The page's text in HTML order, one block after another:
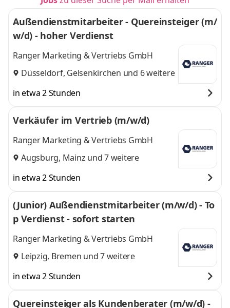
Außendienstmitarbeiter - Quereinsteiger (m/
w/d) - hoher Verdienst
Ranger Marketing & Vertriebs GmbH
Düsseldorf, Gelsenkirchen und 6 weitere
in etwa 2 Stunden
Verkäufer im Vertrieb (m/w/d)
Ranger Marketing & Vertriebs GmbH
Augsburg, Mainz und 7 weitere
in etwa 2 Stunden
(Junior) Außendienstmitarbeiter (m/w/d) - To
p Verdienst - sofort starten
Ranger Marketing & Vertriebs GmbH
Leipzig, Bremen und 7 weitere
in etwa 2 Stunden
Quereinsteiger als Kundenberater (m/w/d) -